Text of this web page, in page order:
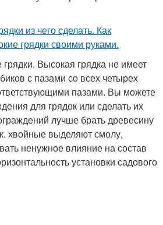
Высокая грядка не имеет
с пазами со всех четырех
пазами. Вы можете
для грядок или сделать их
лучше брать древесину
хвойные выделяют смолу,
ненужное влияние на состав
установки садового